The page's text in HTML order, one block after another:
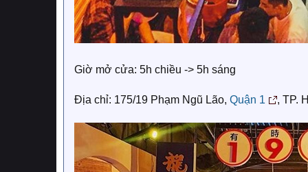
Giờ mở cửa: 5h chiều -> 5h sáng
Địa chỉ: 175/19 Phạm Ngũ Lão, Quận 1 , TP.